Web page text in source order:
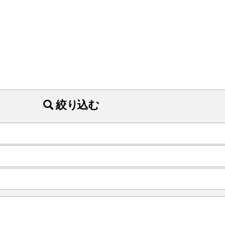
絞り込む